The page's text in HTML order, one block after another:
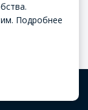
данных
Подробнее